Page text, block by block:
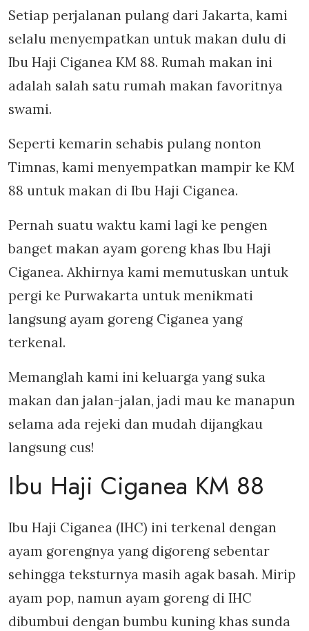
Setiap perjalanan pulang dari Jakarta, kami
selalu menyempatkan untuk makan dulu di
Ibu Haji Ciganea KM 88. Rumah makan ini
adalah salah satu rumah makan favoritnya
swami.
Seperti kemarin sehabis pulang nonton
Timnas, kami menyempatkan mampir ke KM
88 untuk makan di Ibu Haji Ciganea.
Pernah suatu waktu kami lagi ke pengen
banget makan ayam goreng khas Ibu Haji
Ciganea. Akhirnya kami memutuskan untuk
pergi ke Purwakarta untuk menikmati
langsung ayam goreng Ciganea yang
terkenal.
Memanglah kami ini keluarga yang suka
makan dan jalan-jalan, jadi mau ke manapun
selama ada rejeki dan mudah dijangkau
langsung cus!
Ibu Haji Ciganea KM 88
Ibu Haji Ciganea (IHC) ini terkenal dengan
ayam gorengnya yang digoreng sebentar
sehingga teksturnya masih agak basah. Mirip
ayam pop, namun ayam goreng di IHC
dibumbui dengan bumbu kuning khas sunda